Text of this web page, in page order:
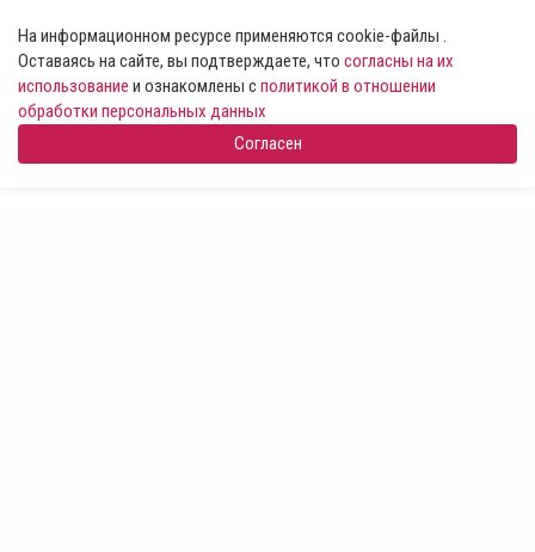
На информационном ресурсе применяются cookie-файлы .
Оставаясь на сайте, вы подтверждаете, что согласны на их
использование и ознакомлены сполитикой в отношении
обработки персональных данных
Согласен